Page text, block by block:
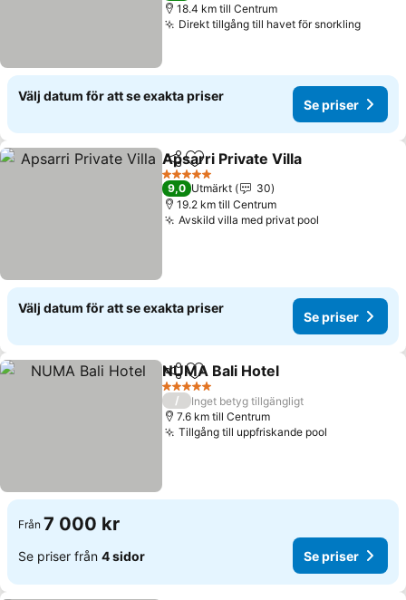
18.4 km till Centrum
Direkt tillgång till havet för snorklingSe
Välj datum för att se exakta priser
Se priser
Dela Lägg till i Mina Favoriter
Apsarri Private Villa
5 Stjärnor
9,0 Utmärkt
30
19.2 km till Centrum
Avskild villa med privat pool
Välj datum för att se exakta priser
Se priser
Dela Lägg till i Mina Favoriter
NUMA Bali Hotel
5 Stjärnor
/
Inget betyg tillgängligt
7.6 km till Centrum
Tillgång till uppfriskande pool
Från 7 000 kr
Se priser från 4 sidor Se priser